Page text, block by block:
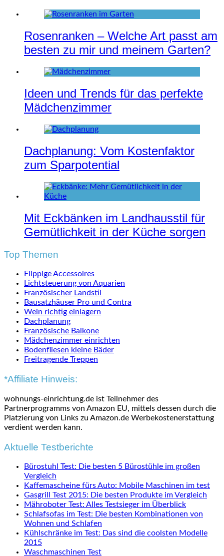
Rosenranken – Welche Art passt am
besten zu mir und meinem Garten?
Ideen und Trends für das perfekte
Mädchenzimmer
Dachplanung: Vom Kostenfaktor
zum Sparpotential
Mit Eckbänken im Landhausstil für
Gemütlichkeit in der Küche sorgen
Top Themen
Flippige Accessoires
Lichtsteuerung von Aquarien
Französischer Landstil
Bausatzhäuser Pro und Contra
Wein richtig einlagern
Dachplanung
Französische Balkone
Mädchenzimmer einrichten
Bodenfliesen kleine Bäder
Freitragende Treppen
*Affiliate Hinweis:
wohnungs-einrichtung.de ist Teilnehmer des
Partnerprogramms von Amazon EU, mittels dessen durch die
Platzierung von Links zu Amazon.de Werbekostenerstattung
verdient werden kann.
Aktuelle Testberichte
Bürostuhl Test: Die besten 5 Bürostühle im großen
Vergleich
Kaffemascheine fürs Auto: Mobile Maschinen im test
Gasgrill Test 2015: Die besten Produkte im Vergleich
Mähroboter Test: Alles Testsieger im Überblick
Schlafsofas im Test: Die besten Kombinationen von
Wohnen und Schlafen
Kühlschränke im Test: Das sind die coolsten Modelle
2015
Waschmaschinen Test